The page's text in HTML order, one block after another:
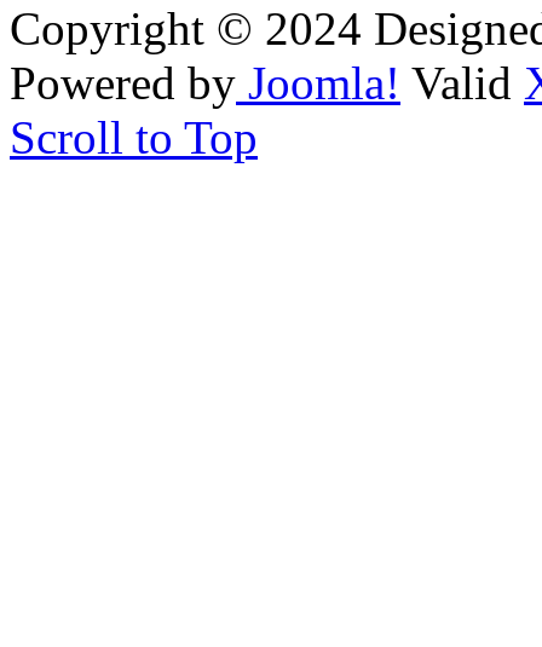
Copyright © 2024
Powered by Joomla! Valid
Scroll to Top